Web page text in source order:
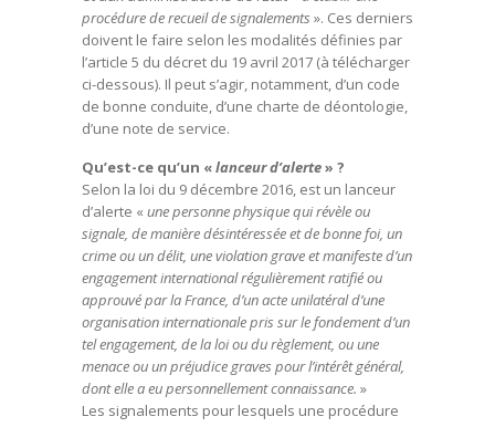
procédure de recueil de signalements ». Ces derniers
doivent le faire selon les modalités définies par
l’article 5 du décret du 19 avril 2017 (à télécharger
ci-dessous). Il peut s’agir, notamment, d’un code
de bonne conduite, d’une charte de déontologie,
d’une note de service.
Qu’est-ce qu’un «lanceur d’alerte» ?
Selon la loi du 9 décembre 2016, est un lanceur
d’alerte « une personne physique qui révèle ou
signale, de manière désintéressée et de bonne foi, un
crime ou un délit, une violation grave et manifeste d’un
engagement international régulièrement ratifié ou
approuvé par la France, d’un acte unilatéral d’une
organisation internationale pris sur le fondement d’un
tel engagement, de la loi ou du règlement, ou une
menace ou un préjudice graves pour l’intérêt général,
dont elle a eu personnellement connaissance. »
Les signalements pour lesquels une procédure